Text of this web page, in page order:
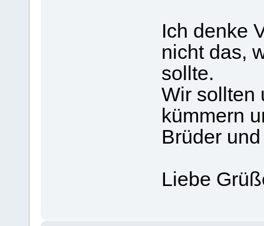
Ich denke
nicht das,
sollte.
Wir sollten
kümmern
Brüder
Liebe